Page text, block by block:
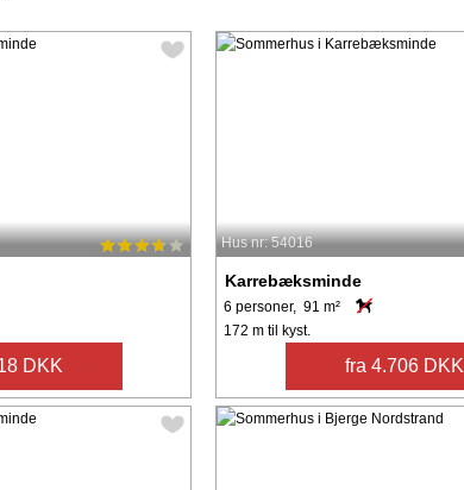
DKK
Hus nr: 54016
Karrebæksminde
6 personer, 91 m²
172 m til kyst.
fra 4.706 DKK